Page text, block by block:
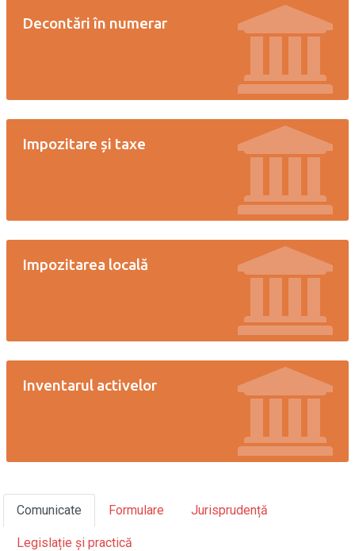
Decontări în numerar
Impozitare și taxe
Impozitarea locală
Inventarul activelor
Comunicate Formulare Jurisprudență
Legislație și practică